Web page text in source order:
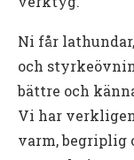
Ni får
och
bättre och
Vi har
varm, begriplig